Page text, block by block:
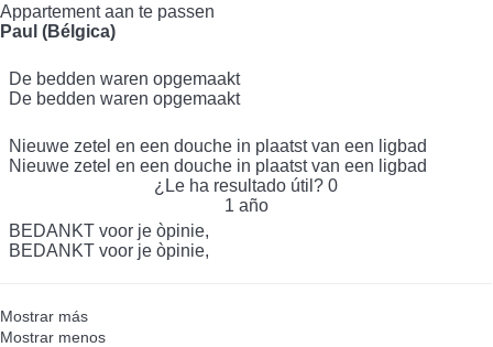
Appartement aan te passen
Paul (Bélgica)
De bedden waren opgemaakt
De bedden waren opgemaakt
Nieuwe zetel en een douche in plaatst van een ligbad
Nieuwe zetel en een douche in plaatst van een ligbad
¿Le ha resultado útil? 0
1 año
BEDANKT voor je òpinie,
BEDANKT voor je òpinie,
Mostrar más
Mostrar menos